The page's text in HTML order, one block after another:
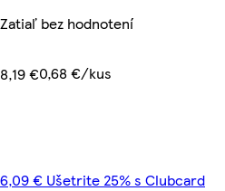
Zatiaľ bez hodnotení
8,19 €0,68 €/kus
6,09 € Ušetrite 25% s Clubcard